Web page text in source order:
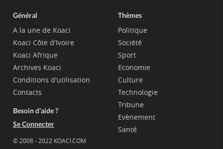
Général
A la une de Koaci
Koaci Côte d'Ivoire
Koaci Afrique
Archives Koaci
Conditions d'utilisation
Contacts
Besoin d'aide ?
Se Connecter
© 2008 - 2022 KOACI.COM
Thèmes
Politique
Société
Sport
Economie
Culture
Technologie
Tribune
Evènement
Santé